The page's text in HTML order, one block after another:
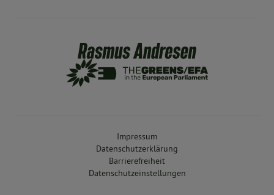
Impressum
Datenschutzerklärung
Barrierefreiheit
Datenschutzeinstellungen